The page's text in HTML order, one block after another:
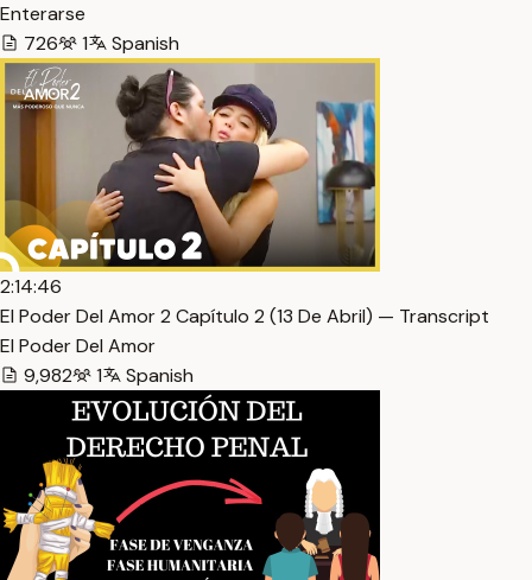
Enterarse
726
1 Spanish
2:14:46
El Poder Del Amor 2 Capítulo 2 (13 De Abril) — Transcript
El Poder Del Amor
9,982
1 Spanish